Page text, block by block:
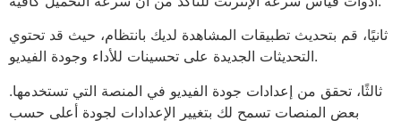
ثانيًا، قم بتحديث تطبيقات المشاهدة لديك بانتظام، حيث قد تحتوي
التحديثات الجديدة على تحسينات للأداء وجودة الفيديو.
ثالثًا، تحقق من إعدادات جودة الفيديو في المنصة التي تستخدمها.
بعض المنصات تسمح لك بتغيير الإعدادات لجودة أعلى حسب